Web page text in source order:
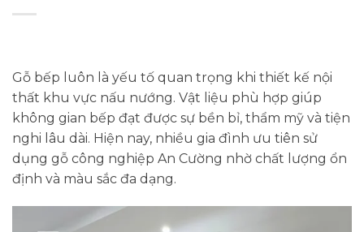
Gỗ bếp luôn là yếu tố quan trọng khi thiết kế nội
thất khu vực nấu nướng. Vật liệu phù hợp giúp
không gian bếp đạt được sự bền bỉ, thẩm mỹ và tiện
nghi lâu dài. Hiện nay, nhiều gia đình ưu tiên sử
dụng gỗ công nghiệp An Cường nhờ chất lượng ổn
định và màu sắc đa dạng.